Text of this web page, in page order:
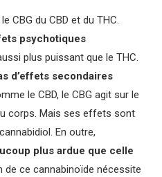
CBG du CBD et du THC.
psychotiques
plus puissant que le THC.
d’effets secondaires
le CBD, le CBG agit sur le
corps. Mais ses effets sont
En outre,
plus ardue que celle
de ce cannabinoïde nécessite